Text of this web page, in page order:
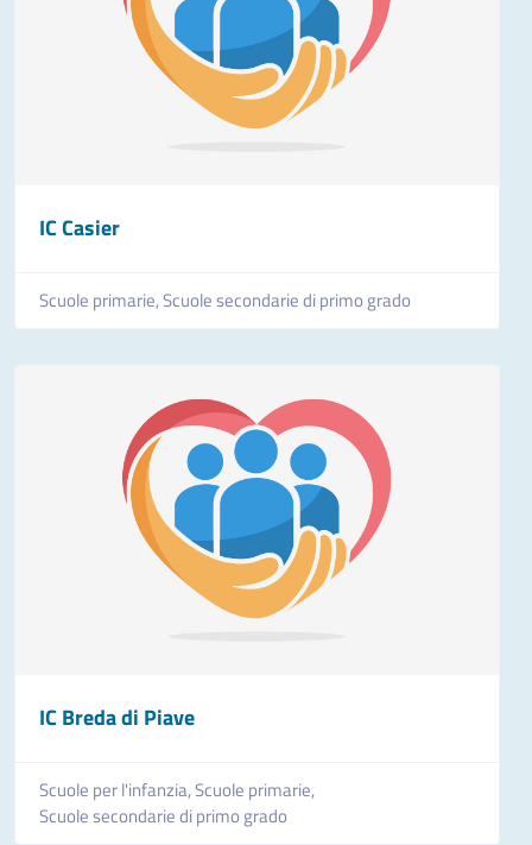
IC Casier
Scuole primarie,Scuole secondarie di primo grado
IC Breda di Piave
Scuole per l'infanzia,Scuole primarie,
Scuole secondarie di primo grado